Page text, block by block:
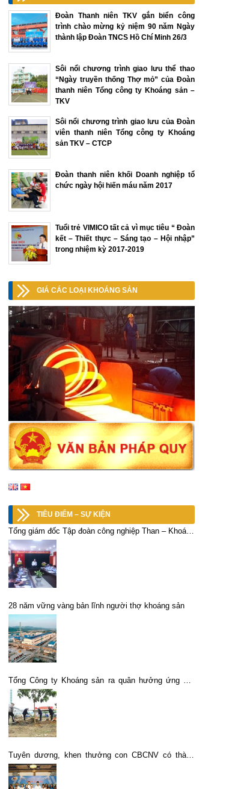
Đoàn Thanh niên TKV gắn biển công
trình chào mừng kỷ niệm 90 năm Ngày
thành lập Đoàn TNCS Hồ Chí Minh 26/3
Sôi nổi chương trình giao lưu thể thao
“Ngày truyền thống Thợ mỏ” của Đoàn
thanh niên Tổng công ty Khoáng sản –
TKV
Sôi nổi chương trình giao lưu của Đoàn
viên thanh niên Tổng công ty Khoáng
sản TKV – CTCP
Đoàn thanh niên khối Doanh nghiệp tổ
chức ngày hội hiến máu năm 2017
Tuổi trẻ VIMICO tất cả vì mục tiêu “ Đoàn
kết – Thiết thực – Sáng tạo – Hội nhập”
trong nhiệm kỳ 2017-2019
GIÁ CÁC LOẠI KHOÁNG SẢN
TIÊU ĐIỂM – SỰ KIỆN
Tổng giám đốc Tập đoàn công nghiệp Than – Khoáng
sản Việt Nam tới thăm và làm việc tại Chi nhánh Mỏ
tuyển đồng Sin Quyền, Lào Cai – Vimico
28 năm vững vàng bản lĩnh người thợ khoáng sản
Tổng Công ty Khoáng sản ra quân hưởng ứng Tết
trồng cây
Tuyên dương, khen thưởng con CBCNV có thành
tích xuất sắc trong năm học 2022 – 2023